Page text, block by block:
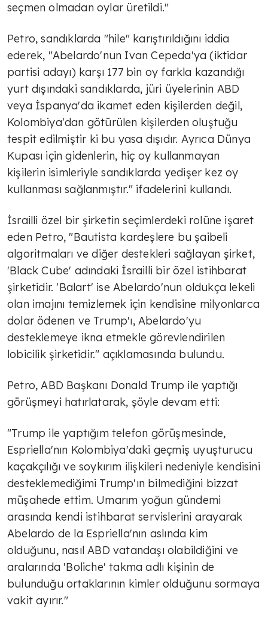
seçmen olmadan oylar üretildi."
Petro, sandıklarda "hile" karıştırıldığını iddia
ederek, "Abelardo'nun Ivan Cepeda'ya (iktidar
partisi adayı) karşı 177 bin oy farkla kazandığı
yurt dışındaki sandıklarda, jüri üyelerinin ABD
veya İspanya'da ikamet eden kişilerden değil,
Kolombiya'dan götürülen kişilerden oluştuğu
tespit edilmiştir ki bu yasa dışıdır. Ayrıca Dünya
Kupası için gidenlerin, hiç oy kullanmayan
kişilerin isimleriyle sandıklarda yedişer kez oy
kullanması sağlanmıştır." ifadelerini kullandı.
İsrailli özel bir şirketin seçimlerdeki rolüne işaret
eden Petro, "Bautista kardeşlere bu şaibeli
algoritmaları ve diğer destekleri sağlayan şirket,
'Black Cube' adındaki İsrailli bir özel istihbarat
şirketidir. 'Balart' ise Abelardo'nun oldukça lekeli
olan imajını temizlemek için kendisine milyonlarca
dolar ödenen ve Trump'ı, Abelardo'yu
desteklemeye ikna etmekle görevlendirilen
lobicilik şirketidir." açıklamasında bulundu.
Petro, ABD Başkanı Donald Trump ile yaptığı
görüşmeyi hatırlatarak, şöyle devam etti:
"Trump ile yaptığım telefon görüşmesinde,
Espriella'nın Kolombiya'daki geçmiş uyuşturucu
kaçakçılığı ve soykırım ilişkileri nedeniyle kendisini
desteklemediğimi Trump'ın bilmediğini bizzat
müşahede ettim. Umarım yoğun gündemi
arasında kendi istihbarat servislerini arayarak
Abelardo de la Espriella'nın aslında kim
olduğunu, nasıl ABD vatandaşı olabildiğini ve
aralarında 'Boliche' takma adlı kişinin de
bulunduğu ortaklarının kimler olduğunu sormaya
vakit ayırır."